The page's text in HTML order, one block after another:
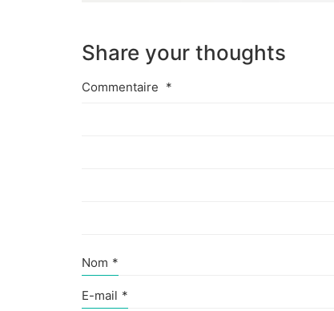
Share your thoughts
Commentaire *
Nom *
E-mail *